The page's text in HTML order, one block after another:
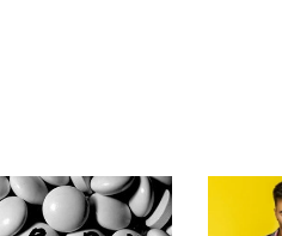
que você perdoa todos
pessoas que, eventualmente,